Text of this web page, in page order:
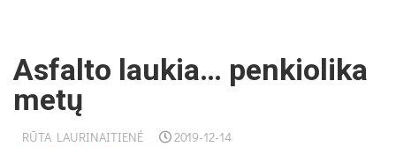
Asfalto laukia… penkiolika
metų
RŪTA LAURINAITIENĖ
2019-12-14